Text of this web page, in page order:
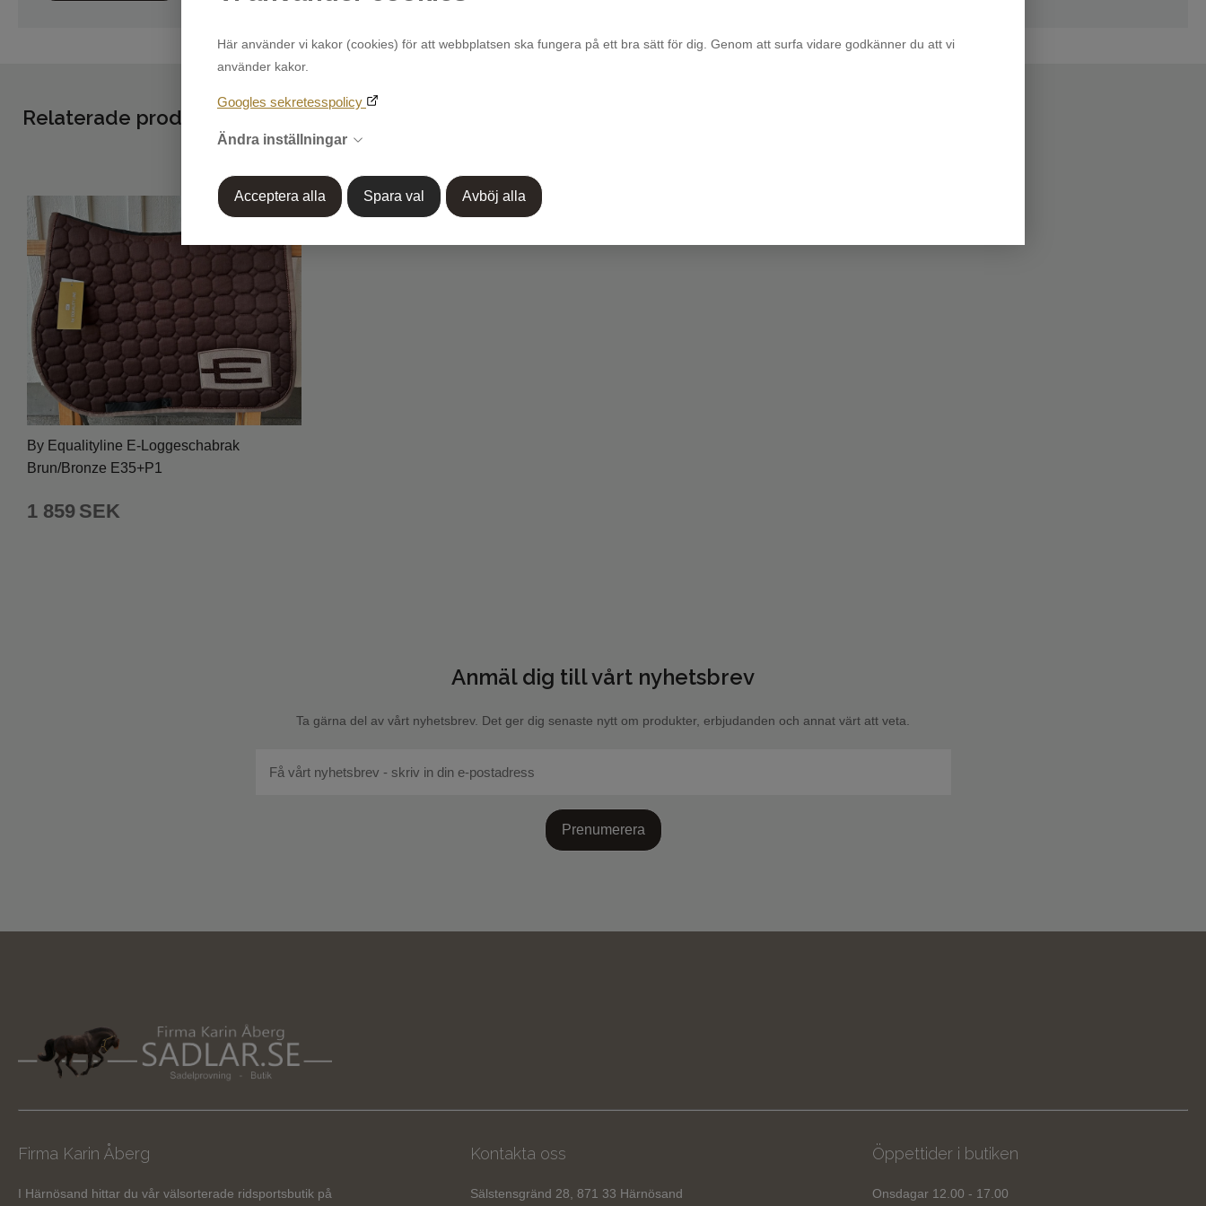
Här använder vi kakor (cookies) för att webbplatsen ska fungera på ett bra sätt för dig. Genom att surfa vidare godkänner du att vi
använder kakor.
Googles sekretesspolicy
Ändra inställningar
Acceptera alla Spara val Avböj alla
Relaterade produkter - Dessa produkter passar
By Equalityline E-Loggeschabrak
Brun/Bronze E35+P1
1 859 SEK
Anmäl dig till vårt nyhetsbrev
Ta gärna del av vårt nyhetsbrev. Det ger dig senaste nytt om produkter, erbjudanden och annat värt att veta.
Prenumerera
Firma Karin Åberg
I Härnösand hittar du vår välsorterade ridsportsbutik på
Kontakta oss
Sälstensgränd 28, 871 33 Härnösand
Öppettider i butiken
Onsdagar 12.00 - 17.00